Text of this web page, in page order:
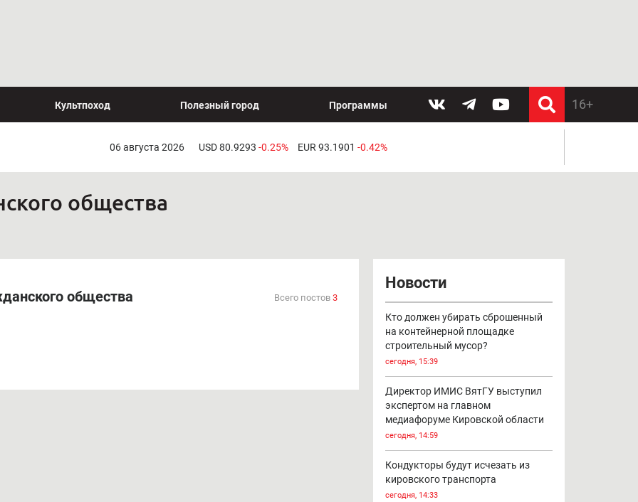
Культпоход Полезный город Программы
06 августа 2026 USD 80.9293 -0.25% EUR 93.1901 -0.42%
общества
Всего постов 3
общества
Новости
Кто должен убирать сброшенный
на контейнерной площадке
строительный мусор?
сегодня, 15:39
Директор ИМИС ВятГУ выступил
экспертом на главном
медиафоруме Кировской области
сегодня, 14:59
Кондукторы будут исчезать из
кировского транспорта
сегодня, 14:33